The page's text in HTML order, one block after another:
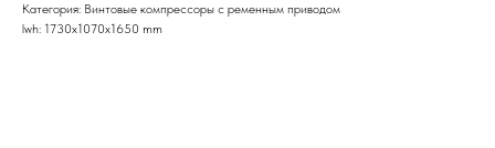
Категория: Винтовые компрессоры с ременным приводом
lwh: 1730x1070x1650 mm